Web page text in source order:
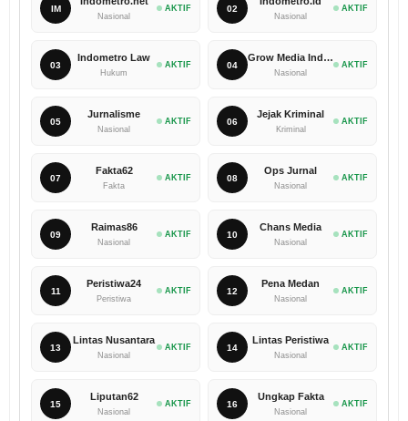
IM
Nasional
AKTIF 02
Nasional
AKTIF
03
Indometro Law
Hukum
AKTIF 04
Grow Media Indonesia
Nasional
AKTIF
05
Jurnalisme
Nasional
AKTIF 06
Jejak Kriminal
Kriminal
AKTIF
07
Fakta62
Fakta
AKTIF 08
Ops Jurnal
Nasional
AKTIF
09
Raimas86
Nasional
AKTIF 10
Chans Media
Nasional
AKTIF
11
Peristiwa24
Peristiwa
AKTIF 12
Pena Medan
Nasional
AKTIF
13
Lintas Nusantara
Nasional
AKTIF 14
Lintas Peristiwa
Nasional
AKTIF
15
Liputan62
Nasional
AKTIF 16
Ungkap Fakta
Nasional
AKTIF